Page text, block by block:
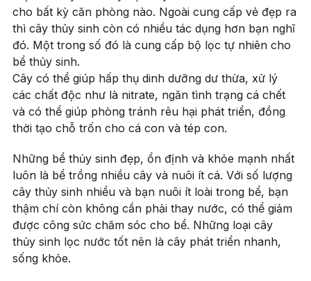
cho bất kỳ căn phòng nào. Ngoài cung cấp vẻ đẹp ra
thì cây thủy sinh còn có nhiều tác dụng hơn bạn nghĩ
đó. Một trong số đó là cung cấp bộ lọc tự nhiên cho
bể thủy sinh.
Cây có thể giúp hấp thụ dinh dưỡng dư thừa, xử lý
các chất độc như là nitrate, ngăn tình trạng cá chết
và có thể giúp phòng tránh rêu hại phát triển, đồng
thời tạo chỗ trốn cho cá con và tép con.
Những bể thủy sinh đẹp, ổn định và khỏe mạnh nhất
luôn là bể trồng nhiều cây và nuôi ít cá. Với số lượng
cây thủy sinh nhiều và bạn nuôi ít loài trong bể, bạn
thậm chí còn không cần phải thay nước, có thể giảm
được công sức chăm sóc cho bể. Những loại cây
thủy sinh lọc nước tốt nên là cây phát triển nhanh,
sống khỏe.